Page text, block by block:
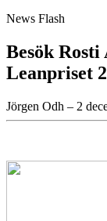
News Flash
Besök Rosti
Leanpriset
Jörgen Odh – 2